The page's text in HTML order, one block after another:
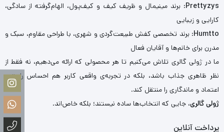
Prettyzys: برند مینیمال و ظریف کیف و کیف‌پول، الهام‌گرفته از سادگی،
کارایی و زیبایی
Humtto: برند تخصصی کفش طبیعت‌گردی و شهری، با طراحی مقاوم، سبک و
مدرن برای خانم‌ها و آقایان فعال
ما در ژولی گالری تلاش می‌کنیم تا هر محصولی که ارائه می‌دهیم، نه فقط از
نظر ظاهری جذاب باشد، بلکه در تجربه‌ی واقعی کاربر هم احساس راحتی،
اعتماد و ماندگاری را منتقل کند.
ژولی گالری، جایی که انتخاب‌ها ساده نیستند؛ بلکه خاص‌اند.
پرداخت آنلاین